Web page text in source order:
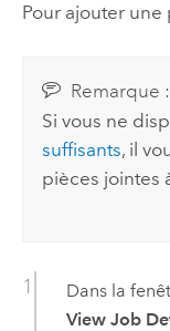
Pour ajouter
Remarque :
Si vous ne
suffisants, il
pièces jointes
Dans la
View Job